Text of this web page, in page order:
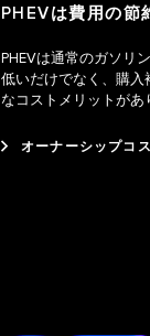
PHEVは費用の節
PHEVは通常のガソリ
低いだけでなく、購入
なコストメリットがあ
オーナーシップコ